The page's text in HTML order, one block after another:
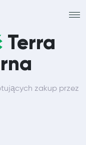
Terra
zakup przez